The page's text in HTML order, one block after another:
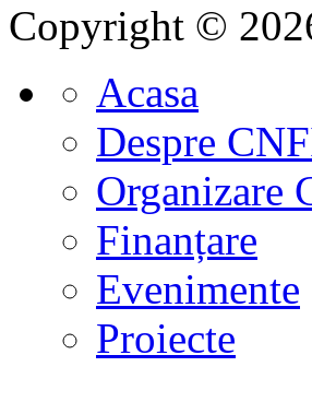
Copyright ©
Acasa
Despre
Organizare
Finanțare
Evenimente
Proiecte